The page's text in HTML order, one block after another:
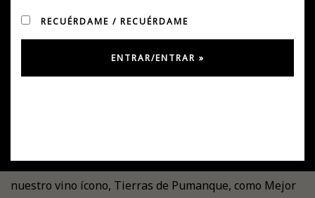
grandes puntajes obtenidos y el reconocimiento de
nuestro vino ícono, Tierras de Pumanque, como Mejor
RECUÉRDAME / RECUÉRDAME